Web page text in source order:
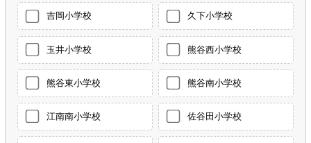
吉岡小学校 久下小学校
玉井小学校 熊谷西小学校
熊谷東小学校 熊谷南小学校
江南南小学校 佐谷田小学校